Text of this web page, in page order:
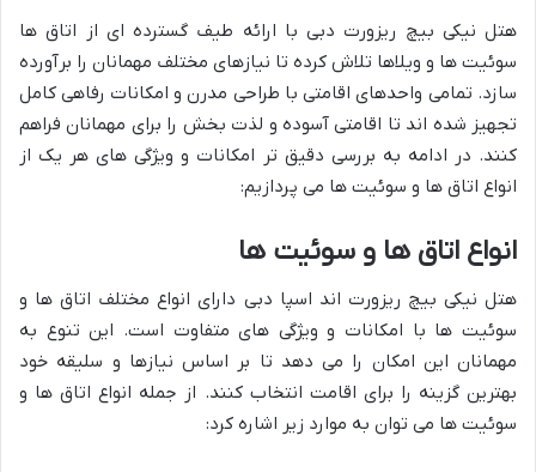
هتل نیکی بیچ ریزورت دبی با ارائه طیف گسترده ای از اتاق ها
سوئیت ها و ویلاها تلاش کرده تا نیازهای مختلف مهمانان را برآورده
سازد. تمامی واحدهای اقامتی با طراحی مدرن و امکانات رفاهی کامل
تجهیز شده اند تا اقامتی آسوده و لذت بخش را برای مهمانان فراهم
کنند. در ادامه به بررسی دقیق تر امکانات و ویژگی های هر یک از
انواع اتاق ها و سوئیت ها می پردازیم:
انواع اتاق ها و سوئیت ها
هتل نیکی بیچ ریزورت اند اسپا دبی دارای انواع مختلف اتاق ها و
سوئیت ها با امکانات و ویژگی های متفاوت است. این تنوع به
مهمانان این امکان را می دهد تا بر اساس نیازها و سلیقه خود
بهترین گزینه را برای اقامت انتخاب کنند. از جمله انواع اتاق ها و
سوئیت ها می توان به موارد زیر اشاره کرد: